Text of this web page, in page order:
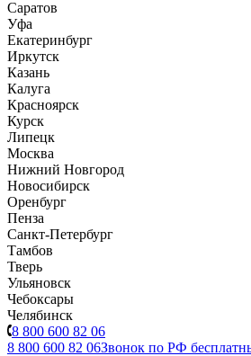
Саратов
Уфа
Екатеринбург
Иркутск
Казань
Калуга
Красноярск
Курск
Липецк
Москва
Нижний Новгород
Новосибирск
Оренбург
Пенза
Санкт-Петербург
Тамбов
Тверь
Ульяновск
Чебоксары
Челябинск
8 800 600 82 06
8 800 600 82 06Звонок по РФ